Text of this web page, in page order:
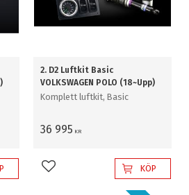
2. D2 Luftkit Basic
VOLKSWAGEN POLO (18~Upp)
Komplett luftkit, Basic
36 995 KR
Lägg till i favoriterKÖP